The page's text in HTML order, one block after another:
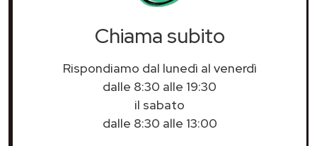
Chiama subito
Rispondiamo dal lunedì al venerdì
dalle 8:30 alle 19:30
il sabato
dalle 8:30 alle 13:00